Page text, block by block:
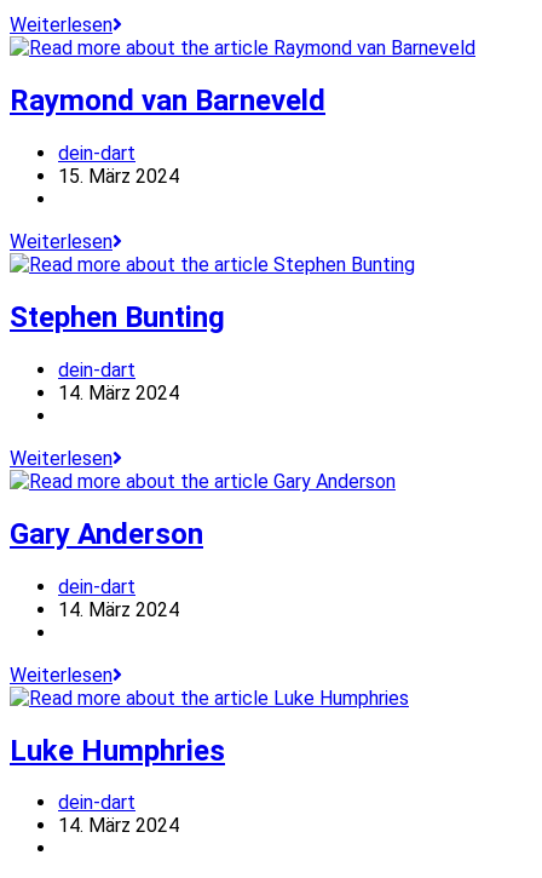
WeiterlesenJosé
de
Raymond van Barneveld
Beitrags-
Autor:
dein-dart
Beitrag
15. März 2024
WeiterlesenRaymond
van
Stephen Bunting
Beitrags-
Autor:
dein-dart
Beitrag
14. März 2024
WeiterlesenStephen
Bunting
Gary Anderson
Beitrags-
Autor:
dein-dart
Beitrag
14. März 2024
WeiterlesenGary
Anderson
Luke Humphries
Beitrags-
Autor:
dein-dart
Beitrag
14. März 2024